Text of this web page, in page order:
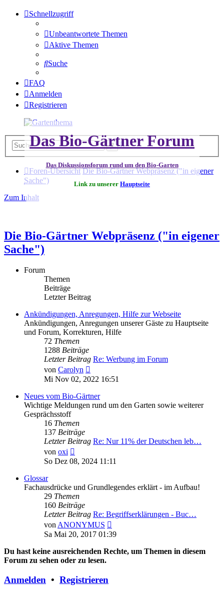
Schnellzugriff
Unbeantwortete Themen
Aktive Themen
Suche
FAQ
Anmelden
Registrieren
Das Bio-Gärtner Forum
Das Diskussionsforum rund um den Bio-Garten
Link zu unserer Hauptseite
SucheErweiterte
Foren-Übersicht Die Bio-Gärtner Webpräsenz ("in eigener
Sache")
Zum Inhalt
Die Bio-Gärtner Webpräsenz ("in eigener
Sache")
Forum
Themen
Beiträge
Letzter Beitrag
Ankündigungen, Anregungen, Hilfe zur Webseite
Ankündigungen, Anregungen unserer Gäste zu Hauptseite
und Forum, Korrekturen, Hilfe
72 Themen
1288 Beiträge
Letzter Beitrag Re: Werbung im Forum
von Carolyn
Beitrag
Mi Nov 02, 2022 16:51
Neues vom Bio-Gärtner
Wichtige Meldungen rund um den Garten sowie weiterer
Gesprächsstoff
16 Themen
137 Beiträge
Letzter Beitrag Re: Nur 11% der Deutschen leb…
von oxi
Beitrag
So Dez 08, 2024 11:11
Glossar
Fachausdrücke und Grundlegendes erklärt - im Aufbau!
29 Themen
160 Beiträge
Letzter Beitrag Re: Begriffserklärungen - Buc…
vonANONYMUS
Beitrag
Sa Mai 20, 2017 01:39
Du hast keine ausreichenden Rechte, um Themen in diesem
Forum zu sehen oder zu lesen.
Anmelden • Registrieren